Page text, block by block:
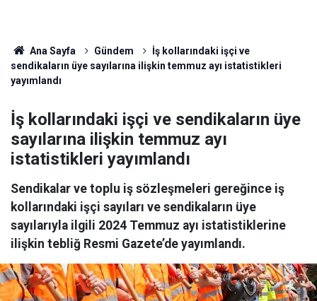
Ana Sayfa Gündem
İş kollarındaki işçi ve
sendikaların üye sayılarına ilişkin temmuz ayı istatistikleri
yayımlandı
İş kollarındaki işçi ve sendikaların üye
sayılarına ilişkin temmuz ayı
istatistikleri yayımlandı
Sendikalar ve toplu iş sözleşmeleri gereğince iş
kollarındaki işçi sayıları ve sendikaların üye
sayılarıyla ilgili 2024 Temmuz ayı istatistiklerine
ilişkin tebliğ Resmi Gazete’de yayımlandı.